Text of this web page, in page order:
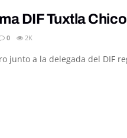
DIF Tuxtla
0 2K
junto a la delegada del DIF